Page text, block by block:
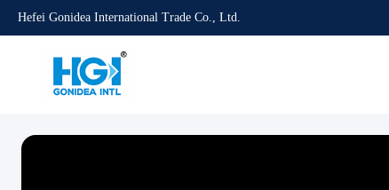
Hefei Gonidea International Trade Co., Ltd.